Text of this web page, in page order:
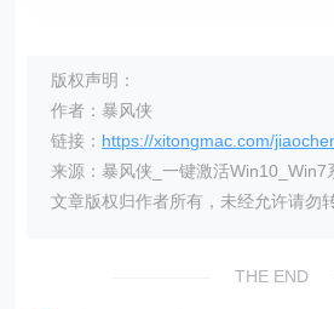
版权声明：
作者：暴风侠
链接： https://xitongmac.com/
来源：暴风侠_一键激活Win10_Win7
文章版权归作者所有，未经允许请勿转
THE END